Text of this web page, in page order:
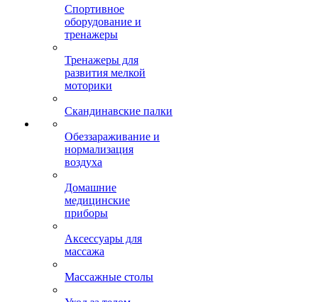
Спортивное
оборудование и
тренажеры
Тренажеры для
развития мелкой
моторики
Скандинавские палки
Обеззараживание и
нормализация
воздуха
Домашние
медицинские
приборы
Аксессуары для
массажа
Массажные столы